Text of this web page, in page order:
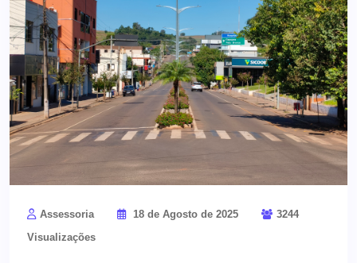
Assessoria 18 de Agosto de 2025
3244
Visualizações